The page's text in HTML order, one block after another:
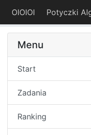
OIOIOI
Menu
Start
Zadania
Ranking